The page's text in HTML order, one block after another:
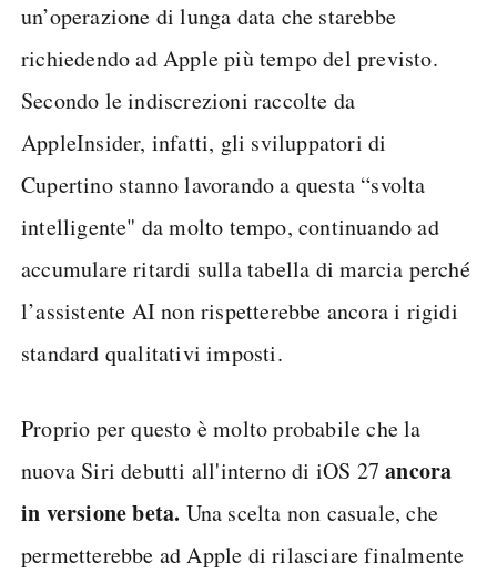
un’operazione di lunga data che starebbe
richiedendo ad Apple più tempo del previsto.
Secondo le indiscrezioni raccolte da
AppleInsider, infatti, gli sviluppatori di
Cupertino stanno lavorando a questa “svolta
intelligente" da molto tempo, continuando ad
accumulare ritardi sulla tabella di marcia perché
l’assistente AI non rispetterebbe ancora i rigidi
standard qualitativi imposti.
Proprio per questo è molto probabile che la
nuova Siri debutti all'interno di iOS 27ancora
in versione beta. Una scelta non casuale, che
permetterebbe ad Apple di rilasciare finalmente